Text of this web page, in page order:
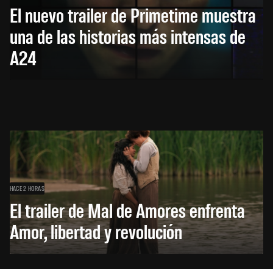
El nuevo trailer de Primetime muestra
una de las historias más intensas de
A24
HACE 2 HORAS
El trailer de Mal de Amores enfrenta
Amor, libertad y revolución